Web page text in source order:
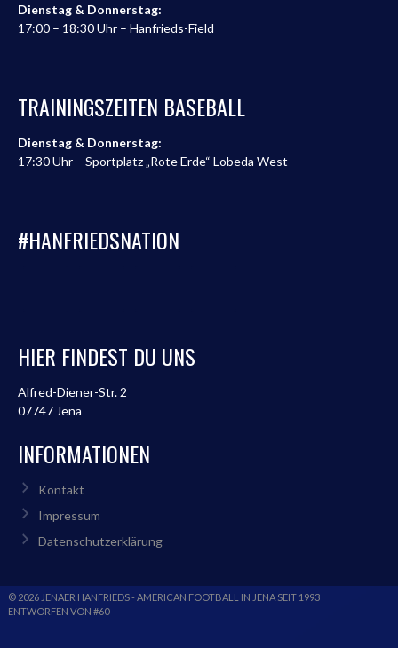
Dienstag & Donnerstag:
17:00 – 18:30 Uhr – Hanfrieds-Field
TRAININGSZEITEN BASEBALL
Dienstag & Donnerstag:
17:30 Uhr – Sportplatz „Rote Erde“ Lobeda West
#HANFRIEDSNATION
HIER FINDEST DU UNS
Alfred-Diener-Str. 2
07747 Jena
INFORMATIONEN
Kontakt
Impressum
Datenschutzerklärung
© 2026 JENAER HANFRIEDS - AMERICAN FOOTBALL IN JENA SEIT 1993
ENTWORFEN VON #60